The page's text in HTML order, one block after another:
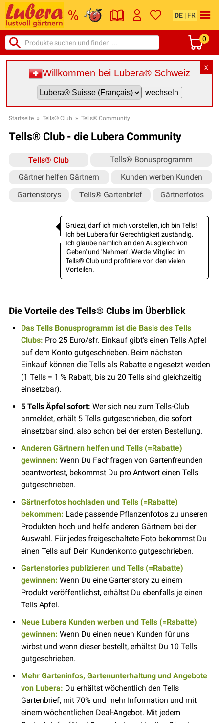
DE | FR
0
X
Willkommen bei Lubera® Schweiz
Startseite » Tells® Club » Tells® Community
Tells® Club - die Lubera Community
Tells® Club
Tells® Bonusprogramm
Gärtner helfen Gärtnern
Kunden werben Kunden
Gartenstorys
Tells® Gartenbrief Gärtnerfotos
Grüezi, darf ich mich vorstellen, ich bin Tells!
Ich bei Lubera für Gerechtigkeit zuständig.
Ich glaube nämlich an den Ausgleich von
'Geben' und 'Nehmen'. Werde Mitglied im
Tells® Club und profitiere von den vielen
Vorteilen.
Die Vorteile des Tells® Clubs im Überblick
Das Tells Bonusprogramm ist die Basis des Tells
Clubs: Pro 25 Euro/sfr. Einkauf gibt's einen Tells Apfel
auf dem Konto gutgeschrieben. Beim nächsten
Einkauf können die Tells als Rabatte eingesetzt werden
(1 Tells = 1 % Rabatt, bis zu 20 Tells sind gleichzeitig
einsetzbar).
5 Tells Äpfel sofort: Wer sich neu zum Tells-Club
anmeldet, erhält 5 Tells gutgeschrieben, die sofort
einsetzbar sind, also schon bei der ersten Bestellung.
Anderen Gärtnern helfen und Tells (=Rabatte)
gewinnen: Wenn Du Fachfragen von Gartenfreunden
beantwortest, bekommst Du pro Antwort einen Tells
gutgeschrieben.
Gärtnerfotos hochladen und Tells (=Rabatte)
bekommen: Lade passende Pflanzenfotos zu unseren
Produkten hoch und helfe anderen Gärtnern bei der
Auswahl. Für jedes freigeschaltete Foto bekommst Du
einen Tells auf Dein Kundenkonto gutgeschrieben.
Gartenstories publizieren und Tells (=Rabatte)
gewinnen: Wenn Du eine Gartenstory zu einem
Produkt veröffentlichst, erhältst Du ebenfalls je einen
Tells Apfel.
Neue Lubera Kunden werben und Tells (=Rabatte)
gewinnen: Wenn Du einen neuen Kunden für uns
wirbst und wenn dieser bestellt, erhältst Du 10 Tells
gutgeschrieben.
Mehr Garteninfos, Gartenunterhaltung und Angebote
von Lubera: Du erhältst wöchentlich den Tells
Gartenbrief, mit 70% und mehr Information und mit
einem wöchentlichen Deal-Angebot. Mit jedem